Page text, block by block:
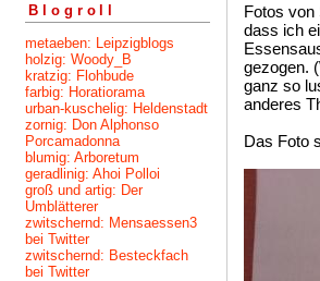
Blogroll
metaeben: Leipzigblogs
holzig: Woody_B
kratzig: Flohbude
farbig: Horatiorama
urban-kuschelig: Heldenstadt
zornig: Don Alphonso
Porcamadonna
blumig: Arboretum
geradlinig: Ahoi Polloi
groß und artig: Der
Umblätterer
zwitschernd: Mensaessen3
bei Twitter
zwitschernd: Besteckfach
bei Twitter
Fotos von
dass ich
gezogen.
ganz so
anderes
Das Foto